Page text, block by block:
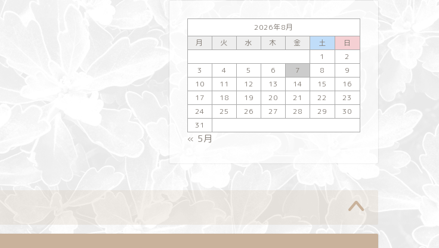
2026年8月
月
火 水 木 金 土
日
1
2
3
4 5 6 7 8
9
10
11 12 13 14 15
16
17
18 19 20 21 22
23
24
25 26 27 28 29
30
31
« 5月